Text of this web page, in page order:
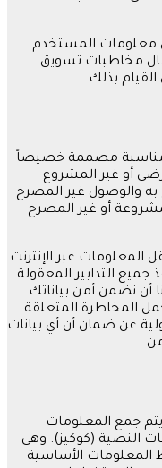
معلومات المستخدم
مخاطبات تسويق
بذلك.
مناسبة مصممة خصيصاً
أو غير المشروع
به والوصول غير المصرح
أو غير المصرح
المعلومات عبر الإنترنت
جميع التدابير المعقولة
أن نضمن أمن بياناتك
المخاطرة المتعلقة
عن ضمان أن أي بيانات
.
جمع المعلومات
النصية (كوكيز). وهي
الأساسية